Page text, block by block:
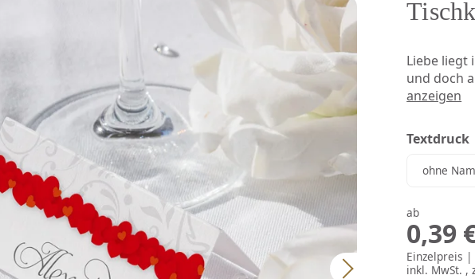
Liebe liegt
und doch
anzeigen
Textdruck
ohne
ab
0,39
Einzelpreis
inkl. MwSt. ,